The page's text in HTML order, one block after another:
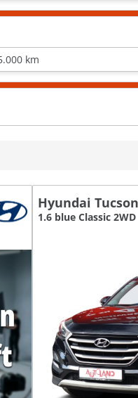
Hyundai Tucson
1.6 blue Classic 2WD